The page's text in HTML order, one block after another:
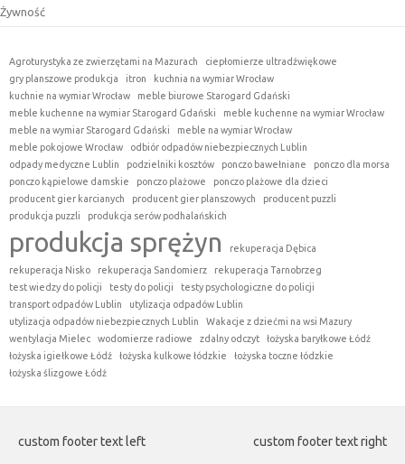
Żywność
Agroturystyka ze zwierzętami na Mazurach
ciepłomierze ultradźwiękowe
gry planszowe produkcja
itron
kuchnia na wymiar Wrocław
kuchnie na wymiar Wrocław
meble biurowe Starogard Gdański
meble kuchenne na wymiar Starogard Gdański
meble kuchenne na wymiar Wrocław
meble na wymiar Starogard Gdański
meble na wymiar Wrocław
meble pokojowe Wrocław
odbiór odpadów niebezpiecznych Lublin
odpady medyczne Lublin
podzielniki kosztów ponczo bawełniane
ponczo dla morsa
ponczo kąpielowe damskie
ponczo plażowe
ponczo plażowe dla dzieci
producent gier karcianych
producent gier planszowych
producent puzzli
produkcja puzzli
produkcja serów podhalańskich
produkcja sprężyn
rekuperacja Dębica
rekuperacja Nisko
rekuperacja Sandomierz
rekuperacja Tarnobrzeg
test wiedzy do policji
testy do policji
testy psychologiczne do policji
transport odpadów Lublin
utylizacja odpadów Lublin
utylizacja odpadów niebezpiecznych Lublin
Wakacje z dziećmi na wsi Mazury
wentylacja Mielec
wodomierze radiowe zdalny odczyt
łożyska baryłkowe Łódź
łożyska igiełkowe Łódź
łożyska kulkowe łódzkie
łożyska toczne łódzkie
łożyska ślizgowe Łódź
custom footer text left custom footer text right